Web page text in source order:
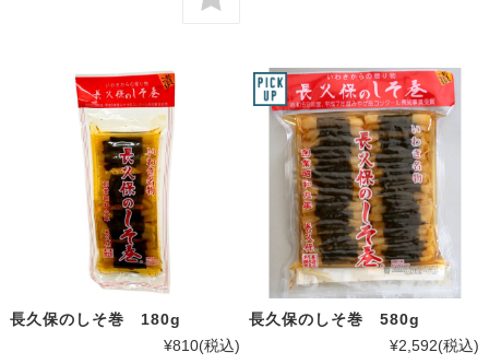
長久保のしそ巻 180g
¥810(税込)
長久保のしそ巻 580g
¥2,592(税込)